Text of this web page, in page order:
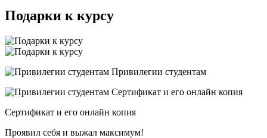
Подарки к курсу
Привилегии студентам
Сертификат и его онлайн копия
Проявил себя и выжал максимум!